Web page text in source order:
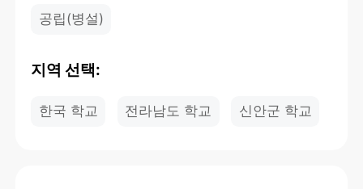
공립(병설)
지역 선택:
한국 학교 전라남도 학교 신안군 학교